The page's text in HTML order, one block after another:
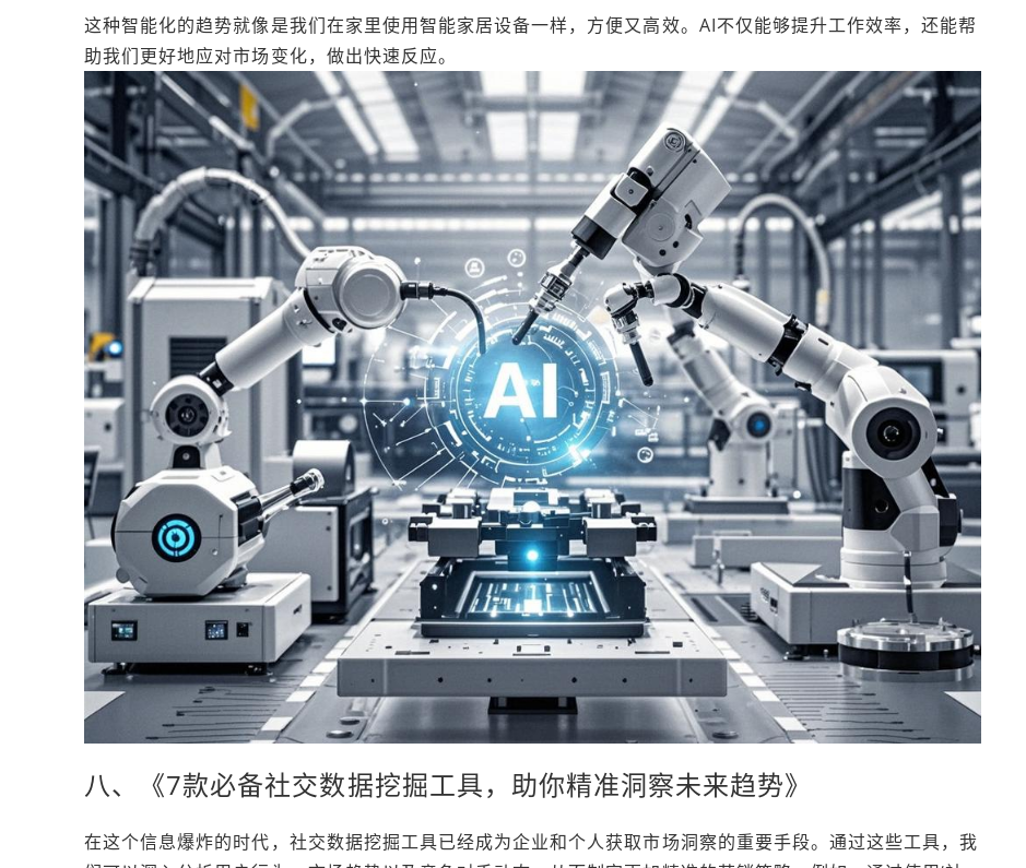
这种智能化的趋势就像是我们在家里使用智能家居设备一样，方便又高效。AI不仅能够提升工作效率，还能帮
助我们更好地应对市场变化，做出快速反应。
八、《7款必备社交数据挖掘工具，助你精准洞察未来趋势》
在这个信息爆炸的时代，社交数据挖掘工具已经成为企业和个人获取市场洞察的重要手段。通过这些工具，我